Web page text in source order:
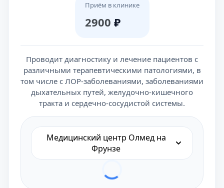
Приём в клинике
2900 ₽
Проводит диагностику и лечение пациентов с
различными терапевтическими патологиями, в
том числе с ЛОР-заболеваниями, заболеваниями
дыхательных путей, желудочно-кишечного
тракта и сердечно-сосудистой системы.
Медицинский центр Олмед на
Фрунзе